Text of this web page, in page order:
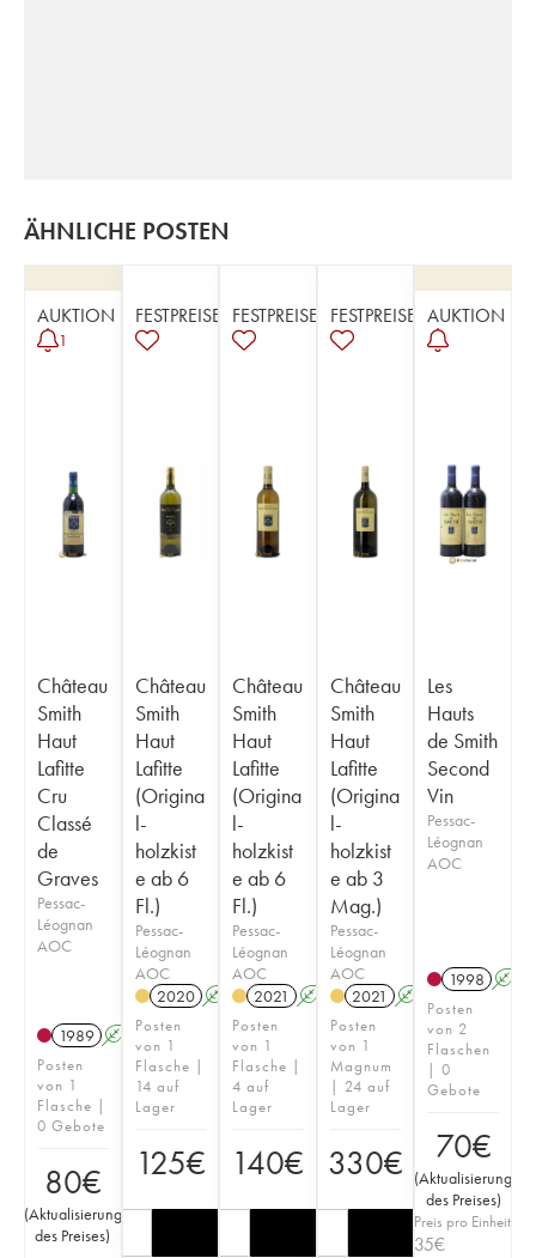
ÄHNLICHE POSTEN
AUKTION
1
Château
Smith
Haut
Lafitte
Cru
Classé
de
Graves
Pessac-
Léognan
AOC
1989 A
Posten
von 1
Flasche |
0 Gebote
80€
(Aktualisierung
des Preises)
FESTPREISE
Château
Smith
Haut
Lafitte
(Origina
l-
holzkist
e ab 6
Fl.)
Pessac-
Léognan
AOC
2020 A T
Posten
von 1
Flasche |
14 auf
Lager
125€
FESTPREISE
Château
Smith
Haut
Lafitte
(Origina
l-
holzkist
e ab 6
Fl.)
Pessac-
Léognan
AOC
2021
A T
Posten
von 1
Flasche |
4 auf
Lager
140€
FESTPREISE
Château
Smith
Haut
Lafitte
(Origina
l-
holzkist
e ab 3
Mag.)
Pessac-
Léognan
AOC
2021 A
Posten
von 1
Magnum
| 24 auf
Lager
330€
AUKTION
Les
Hauts
de Smith
Second
Vin
Pessac-
Léognan
AOC
1998 A
Posten
von 2
Flaschen
| 0
Gebote
70€
(Aktualisierung
des Preises)
Preis pro Einheit
35€